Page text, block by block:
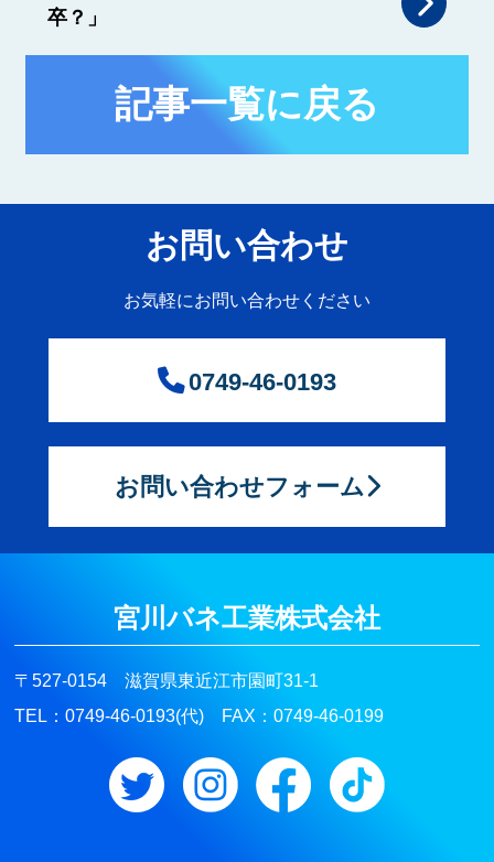
卒？」
記事一覧に戻る
お問い合わせ
お気軽にお問い合わせください
0749-46-0193
お問い合わせフォーム
宮川バネ工業株式会社
〒527-0154 滋賀県東近江市園町31-1
TEL：0749-46-0193(代) FAX：0749-46-0199